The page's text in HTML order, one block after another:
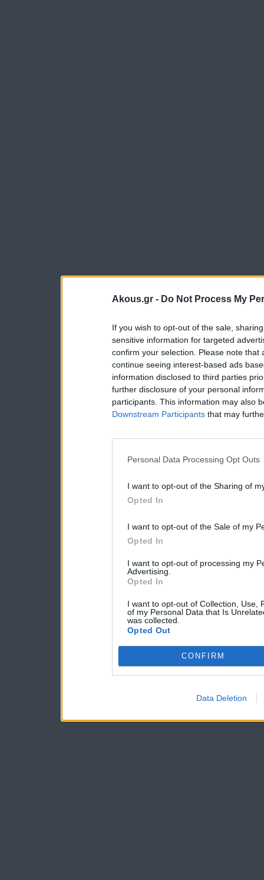
Akous.gr - Do Not Process My
If you wish to opt-out of the sale,
sensitive information for targeted
confirm your selection. Please note
continue seeing interest-based ads
information disclosed to third parties
further disclosure of your personal
participants. This information may also
Downstream Participants that may
Personal Data Processing Opt Outs
I want to opt-out of the Sharing of
Opted In
I want to opt-out of the Sale of my
Opted In
I want to opt-out of processing my
Advertising.
Opted In
I want to opt-out of Collection, Use,
of my Personal Data that Is
was collected.
Opted Out
CONFIRM
Data Deletion